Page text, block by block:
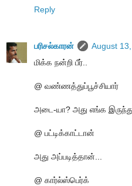
Reply
பரிசல்காரன்
August
மிக்க நன்றி பீர்..
@ வண்ணத்துப்பூச்சியார்
அடை-யா? அது எங்க
@ பட்டிக்காட்டான்
அது அப்படித்தான்...
@ கார்ல்ஸ்பெர்க்